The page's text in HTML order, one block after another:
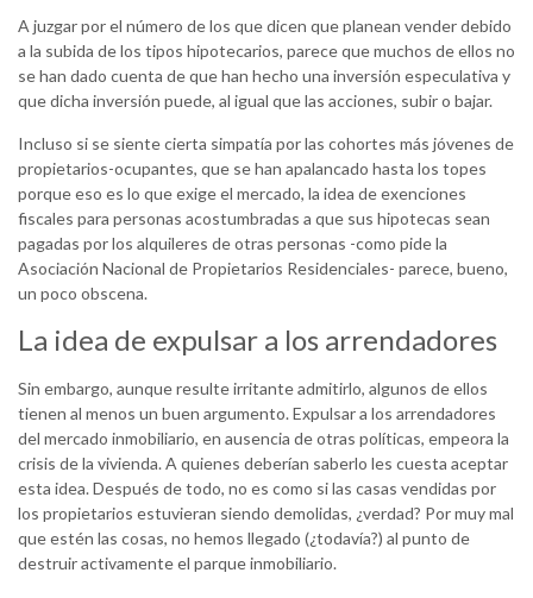
A juzgar por el número de los que dicen que planean vender debido
a la subida de los tipos hipotecarios, parece que muchos de ellos no
se han dado cuenta de que han hecho una inversión especulativa y
que dicha inversión puede, al igual que las acciones, subir o bajar.
Incluso si se siente cierta simpatía por las cohortes más jóvenes de
propietarios-ocupantes, que se han apalancado hasta los topes
porque eso es lo que exige el mercado, la idea de exenciones
fiscales para personas acostumbradas a que sus hipotecas sean
pagadas por los alquileres de otras personas -como pide la
Asociación Nacional de Propietarios Residenciales- parece, bueno,
un poco obscena.
La idea de expulsar a los arrendadores
Sin embargo, aunque resulte irritante admitirlo, algunos de ellos
tienen al menos un buen argumento. Expulsar a los arrendadores
del mercado inmobiliario, en ausencia de otras políticas, empeora la
crisis de la vivienda. A quienes deberían saberlo les cuesta aceptar
esta idea. Después de todo, no es como si las casas vendidas por
los propietarios estuvieran siendo demolidas, ¿verdad? Por muy mal
que estén las cosas, no hemos llegado (¿todavía?) al punto de
destruir activamente el parque inmobiliario.